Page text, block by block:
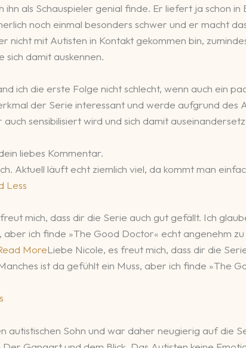
ihn als Schauspieler genial finde. Er liefert ja schon
noch einmal besonders schwer und er macht
nicht mit Autisten in Kontakt gekommen bin,
sich damit auskennen.
ich die erste Folge nicht schlecht, wenn auch ein
der Serie interessant und werde aufgrund des
sensibilisiert wird und sich damit
liebes Kommentar.
Aktuell läuft echt ziemlich viel, da kommt man
Less
mich, dass dir die Serie auch gut gefällt. Ich
aber ich finde »The Good Doctor« echt angenehm
MoreLiebe Nicole, es freut mich, dass dir die
ist da gefühlt ein Muss, aber ich finde »The
autistischen Sohn und war daher neugierig auf die